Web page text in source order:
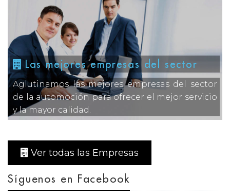
Las mejores empresas del sector
Aglutinamos las mejores empresas del sector
de la automoción para ofrecer el mejor servicio
y la mayor calidad.
Ver todas las Empresas
Síguenos en Facebook